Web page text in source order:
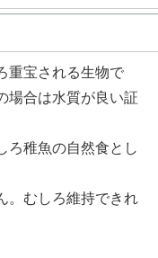
重宝される生物で
場合は水質が良い証
ろ稚魚の自然食とし
。むしろ維持できれ